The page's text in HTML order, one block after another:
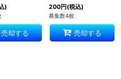
)
売却する
200円(税込)
募集数4枚
売却する